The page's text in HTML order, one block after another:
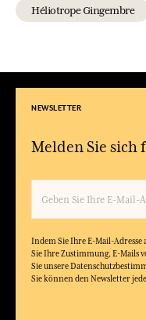
Héliotrope Gingembre
NEWSLETTER
Melden Sie sich
Indem Sie Ihre E-Mail-
Sie Ihre Zustimmung, E-Mails
Sie unsere
Sie können den Newsletter